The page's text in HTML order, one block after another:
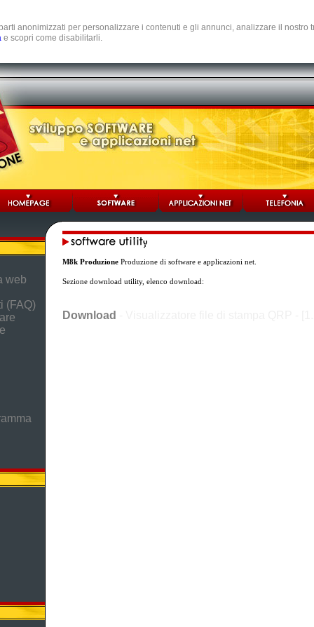
anonimizzati per personalizzare i contenuti e gli annunci, analizzare il nostro
e scopri come disabilitarli.
web
(FAQ)
M8k Produzione Produzione di software e applicazioni net.
Sezione download utility, elenco download:
Download